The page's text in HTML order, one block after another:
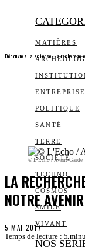
MATIÈRES
POLITIQUE
SANTÉ
TERRE
SOCIÉTÉ
TECHNO
COSMOS
SMILE
VIVANT
NOS
Découvrez la science, la recherche
© L'Echo / Avant-Garde
LA
NOTRE AVENIR
5 MAI 2017
Temps de lecture : 5